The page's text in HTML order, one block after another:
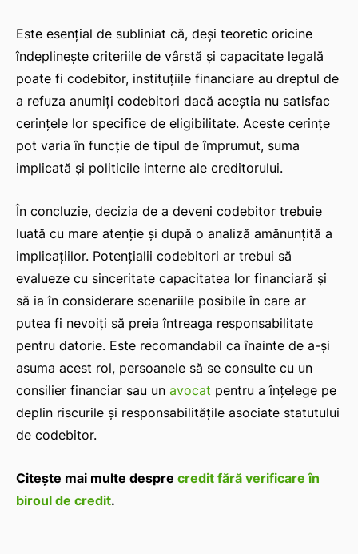
Este esențial de subliniat că, deși teoretic oricine
îndeplinește criteriile de vârstă și capacitate legală
poate fi codebitor, instituțiile financiare au dreptul de
a refuza anumiți codebitori dacă aceștia nu satisfac
cerințele lor specifice de eligibilitate. Aceste cerințe
pot varia în funcție de tipul de împrumut, suma
implicată și politicile interne ale creditorului.
În concluzie, decizia de a deveni codebitor trebuie
luată cu mare atenție și după o analiză amănunțită a
implicațiilor. Potențialii codebitori ar trebui să
evalueze cu sinceritate capacitatea lor financiară și
să ia în considerare scenariile posibile în care ar
putea fi nevoiți să preia întreaga responsabilitate
pentru datorie. Este recomandabil ca înainte de a-și
asuma acest rol, persoanele să se consulte cu un
consilier financiar sau un avocat pentru a înțelege pe
deplin riscurile și responsabilitățile asociate statutului
de codebitor.
Citește mai multe despre credit fără verificare în
biroul de credit.